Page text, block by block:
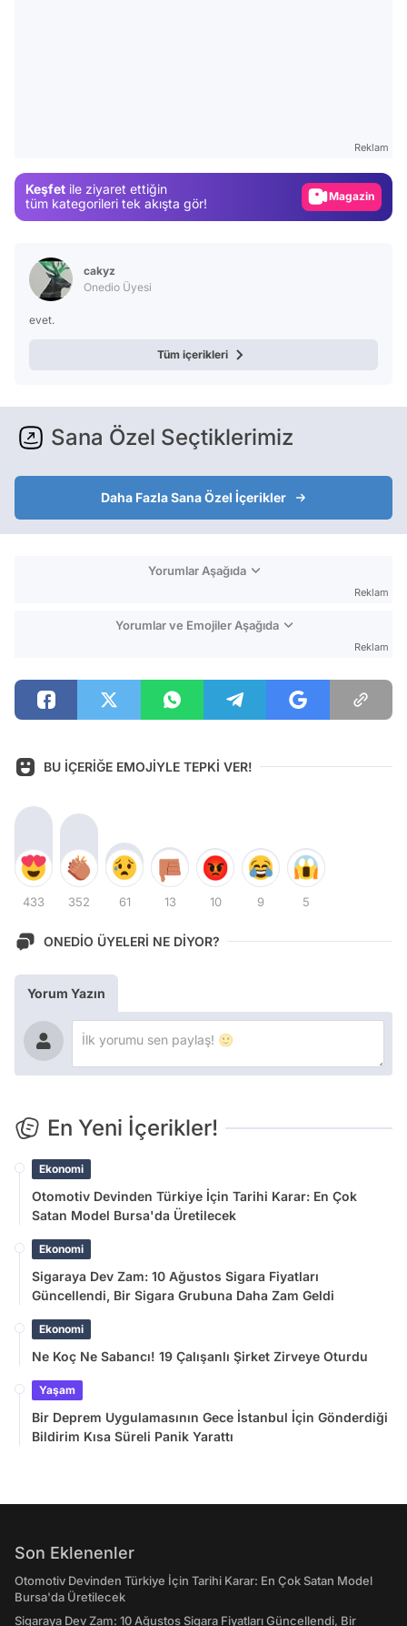
Reklam
Keşfet ile ziyaret ettiğin
tüm kategorileri tek akışta gör!
Video
cakyz
Onedio Üyesi
evet.
Tüm içerikleri
Sana Özel Seçtiklerimiz
Daha Fazla Sana Özel İçerikler
Yorumlar Aşağıda
Reklam
Yorumlar ve Emojiler Aşağıda
Reklam
BU İÇERİĞE EMOJİYLE TEPKİ VER!
433 352 61 13 10 9 5
ONEDİO ÜYELERİ NE DİYOR?
Yorum Yazın
En Yeni İçerikler!
Ekonomi
Otomotiv Devinden Türkiye İçin Tarihi Karar: En Çok
Satan Model Bursa'da Üretilecek
Ekonomi
Sigaraya Dev Zam: 10 Ağustos Sigara Fiyatları
Güncellendi, Bir Sigara Grubuna Daha Zam Geldi
Ekonomi
Ne Koç Ne Sabancı! 19 Çalışanlı Şirket Zirveye Oturdu
Yaşam
Bir Deprem Uygulamasının Gece İstanbul İçin Gönderdiği
Bildirim Kısa Süreli Panik Yarattı
Son Eklenenler
Otomotiv Devinden Türkiye İçin Tarihi Karar: En Çok Satan Model
Bursa'da Üretilecek
Sigaraya Dev Zam: 10 Ağustos Sigara Fiyatları Güncellendi, Bir